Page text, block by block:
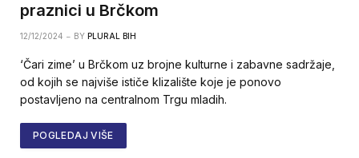
praznici u Brčkom
12/12/2024 BY PLURAL BIH
‘Čari zime’ u Brčkom uz brojne kulturne i zabavne sadržaje,
od kojih se najviše ističe klizalište koje je ponovo
postavljeno na centralnom Trgu mladih.
POGLEDAJ VIŠE